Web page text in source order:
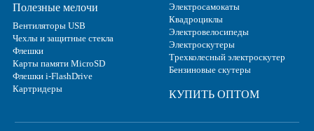
Полезные мелочи
Вентиляторы USB
Чехлы и защитные стекла
Флешки
Карты памяти MicroSD
Флешки i-FlashDrive
Картридеры
Электросамокаты
Квадроциклы
Электровелосипеды
Электроскутеры
Трехколесный электроскутер
Бензиновые скутеры
КУПИТЬ ОПТОМ